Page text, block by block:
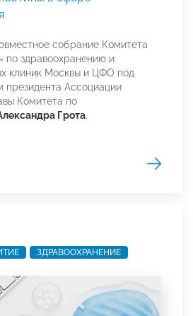
собрание Комитета
здравоохранению и
клиник Москвы и ЦФО под
президента Ассоциации
Комитета по
Грота.
ЗДРАВООХРАНЕНИЕ